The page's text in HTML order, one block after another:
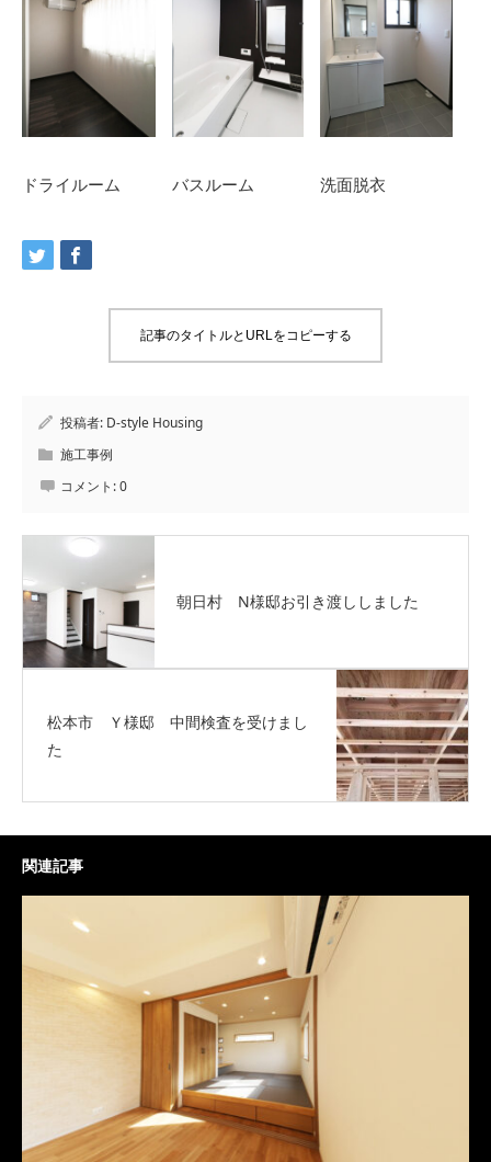
ドライルーム バスルーム 洗面脱衣
記事のタイトルとURLをコピーする
投稿者: D-style Housing
施工事例
コメント:0
朝日村 N様邸お引き渡ししました
松本市 Ｙ様邸 中間検査を受けまし
た
関連記事